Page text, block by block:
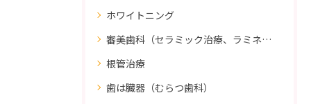
ホワイトニング
審美歯科（セラミック治療、ラミネートべニア、ダイレクトボンディング）
根管治療
歯は臓器（むらつ歯科）